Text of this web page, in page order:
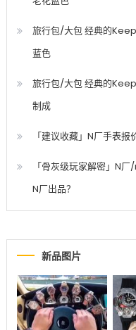
旅行包/大包 经典的
蓝色
旅行包/大包 经典的
制成
「建议收藏」N厂手表
「骨灰级玩家解密」N
N厂出品？
新品图片